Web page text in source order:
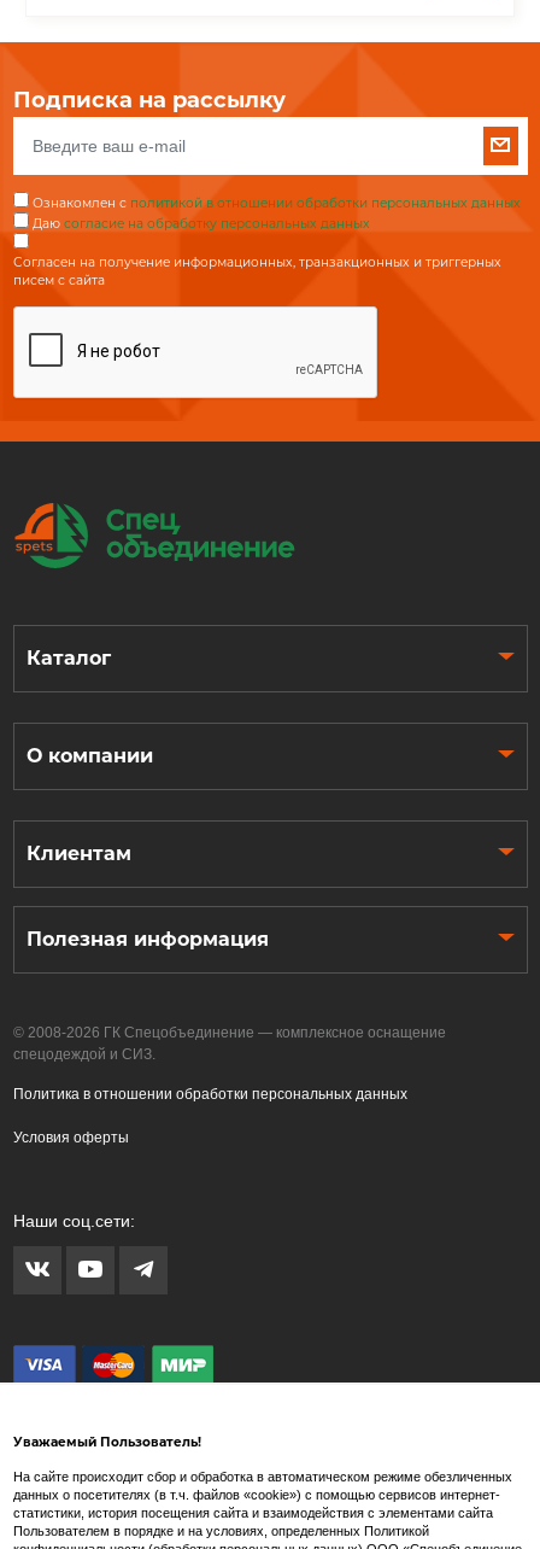
Подписка на рассылку
Ознакомлен с политикой в отношении обработки персональных данных
Даю согласие на обработку персональных данных
Согласен на получение информационных, транзакционных и триггерных
писем с сайта
Каталог
О компании
Клиентам
Полезная информация
© 2008-2026 ГК Спецобъединение — комплексное оснащение
спецодеждой и СИЗ.
Политика в отношении обработки персональных данных
Условия оферты
Наши соц.сети:
Внимание! Любые изображения на сайте www.spets.ru носят художественный
характер и не являются рекламными изображениями продаваемых товаров. Внешний
Уважаемый Пользователь!
На сайте происходит сбор и обработка в автоматическом режиме обезличенных
данных о посетителях (в т.ч. файлов «cookie») с помощью сервисов интернет-
статистики, история посещения сайта и взаимодействия с элементами сайта
Пользователем в порядке и на условиях, определенных Политикой